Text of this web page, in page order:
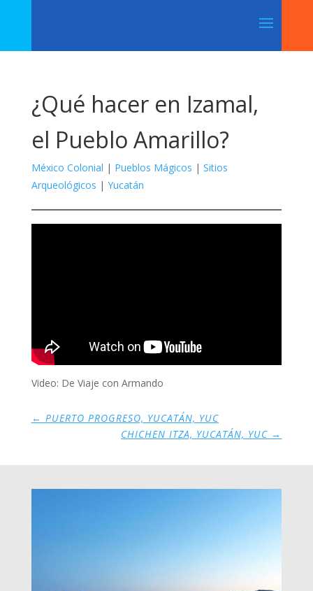
¿Qué hacer en Izamal,
el Pueblo Amarillo?
México Colonial | Pueblos Mágicos | Sitios
Arqueológicos | Yucatán
Video: De Viaje con Armando
← PUERTO PROGRESO, YUCATÁN, YUC
CHICHEN ITZA, YUCATÁN, YUC →